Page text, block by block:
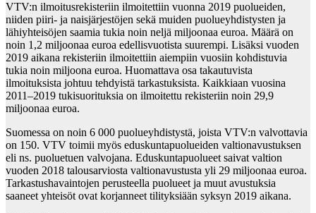
VTV:n ilmoitusrekisteriin ilmoitettiin vuonna 2019 puolueiden,
niiden piiri- ja naisjärjestöjen sekä muiden puolueyhdistysten ja
lähiyhteisöjen saamia tukia noin neljä miljoonaa euroa. Määrä on
noin 1,2 miljoonaa euroa edellisvuotista suurempi. Lisäksi vuoden
2019 aikana rekisteriin ilmoitettiin aiempiin vuosiin kohdistuvia
tukia noin miljoona euroa. Huomattava osa takautuvista
ilmoituksista johtuu tehdyistä tarkastuksista. Kaikkiaan vuosina
2011–2019 tukisuorituksia on ilmoitettu rekisteriin noin 29,9
miljoonaa euroa.
Suomessa on noin 6 000 puolueyhdistystä, joista VTV:n valvottavia
on 150. VTV toimii myös eduskuntapuolueiden valtionavustuksen
eli ns. puoluetuen valvojana. Eduskuntapuolueet saivat valtion
vuoden 2018 talousarviosta valtionavustusta yli 29 miljoonaa euroa.
Tarkastushavaintojen perusteella puolueet ja muut avustuksia
saaneet yhteisöt ovat korjanneet tilityksiään syksyn 2019 aikana.